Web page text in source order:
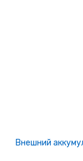
Внешний